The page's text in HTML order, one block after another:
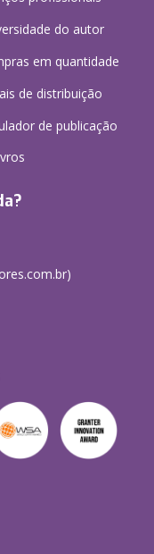
do autor
em quantidade
de distribuição
de publicação